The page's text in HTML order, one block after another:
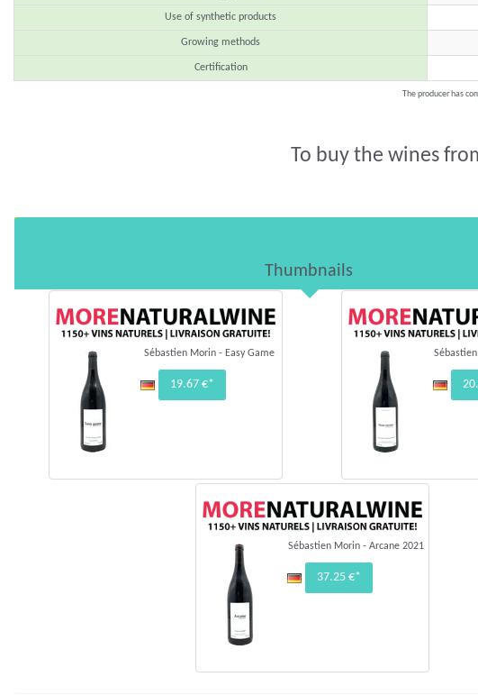
Use of synthetic products
Growing methods
Certification
The producer has
To buy the wines
Thumbnails
Sébastien Morin - Easy Game
19.67 €*
Sébastien Morin - Arcane 2021
37.25 €*